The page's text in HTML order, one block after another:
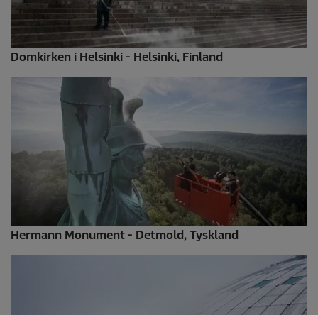
Domkirken i Helsinki - Helsinki, Finland
Hermann Monument - Detmold, Tyskland